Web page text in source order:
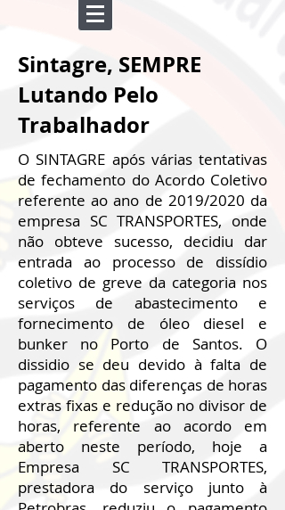
Sintagre, SEMPRE
Lutando Pelo
Trabalhador
O SINTAGRE após várias tentativas
de fechamento do Acordo Coletivo
referente ao ano de 2019/2020 da
empresa SC TRANSPORTES, onde
não obteve sucesso, decidiu dar
entrada ao processo de dissídio
coletivo de greve da categoria nos
serviços de abastecimento e
fornecimento de óleo diesel e
bunker no Porto de Santos. O
dissidio se deu devido à falta de
pagamento das diferenças de horas
extras fixas e redução no divisor de
horas, referente ao acordo em
aberto neste período, hoje a
Empresa SC TRANSPORTES,
prestadora do serviço junto à